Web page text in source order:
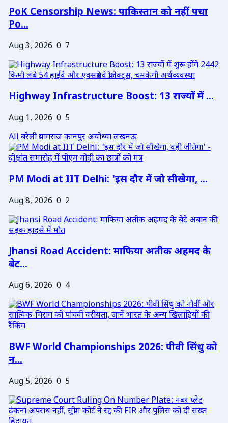
PoK Censorship News: पाकिस्तान को नहीं पचा
Po...
Aug 3, 2026 0 7
Highway Infrastructure Boost: 13 राज्यों में ...
Aug 1, 2026 0 5
Allबरेलीप्रयागराजकानपुरअयोध्यालखनऊ
PM Modi at IIT Delhi: 'इस दौर में जो सीखेगा, ...
Aug 8, 2026 0 2
Jhansi Road Accident: माफिया अतीक अहमद के
बेट...
Aug 6, 2026 0 4
BWF World Championships 2026: पीवी सिंधु को
न...
Aug 5, 2026 0 5